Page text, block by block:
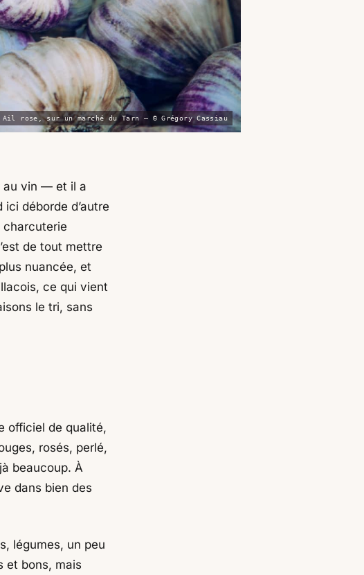
Ail rose, sur un marché du Tarn — © Grégory Cassiau
au vin — et il a
déborde d’autre
charcuterie
de tout mettre
nuancée, et
ce qui vient
le tri, sans
officiel de qualité,
rosés, perlé,
beaucoup. À
dans bien des
légumes, un peu
et bons, mais